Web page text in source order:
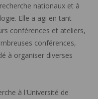
nationaux et à
Elle a agi en tant
conférences et ateliers,
conférences,
à organiser diverses
à l'Université de